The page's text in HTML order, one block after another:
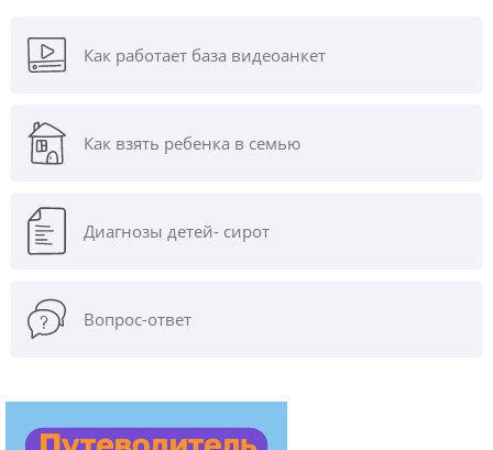
Как работает база видеоанкет
Как взять ребенка в семью
Диагнозы детей- сирот
Вопрос-ответ